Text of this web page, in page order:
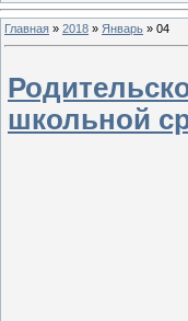
Главная » 2018 » Январь » 04
школьной